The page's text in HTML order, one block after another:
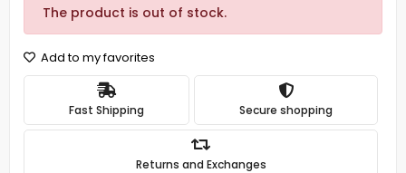
The product is out of stock.
Add to my favorites
Fast Shipping Secure shopping
Returns and Exchanges